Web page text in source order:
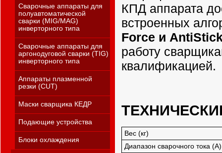
Сварочные аппараты для
полуавтоматической
сварки (MIG/MAG)
инверторного типа
Сварочные аппараты для
аргонодуговой сварки (TIG)
инверторного типа
Аппараты плазменной
резки (CUT)
Маски сварщика КЕДР
Подающие устройства
Блоки охлаждения
КПД аппарата
встроенных
Force и
работу
квалификацией.
Вес (кг)
Диапазон сварочного тока (А)